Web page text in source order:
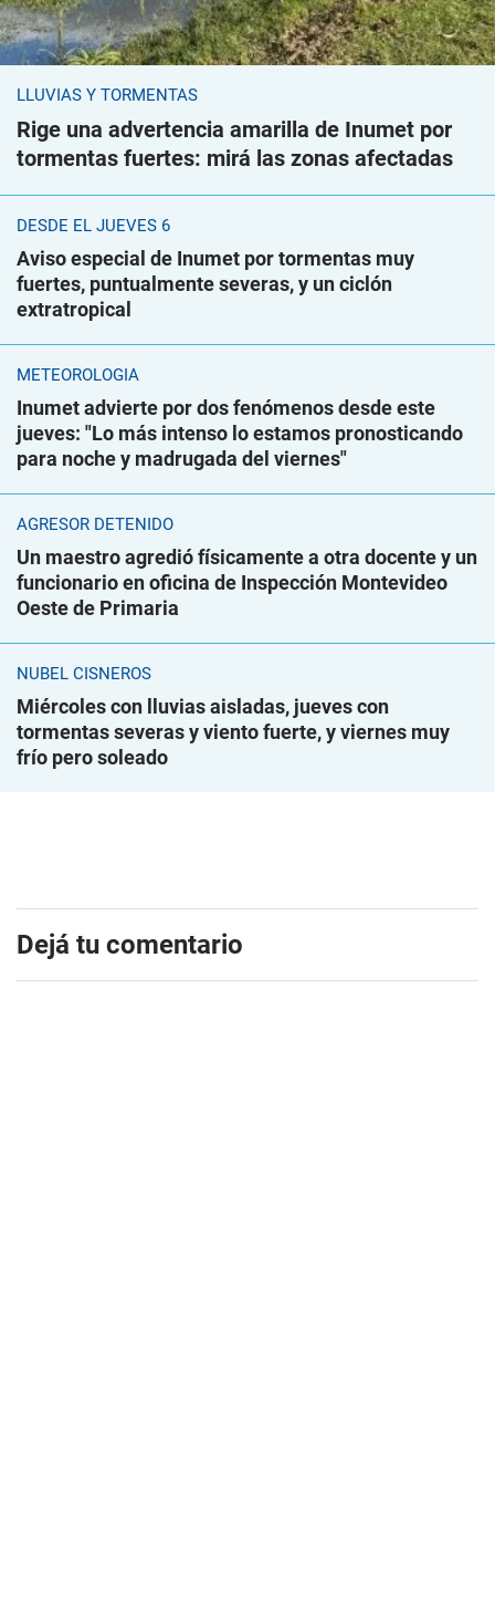
LLUVIAS Y TORMENTAS
Rige una advertencia amarilla de Inumet por
tormentas fuertes: mirá las zonas afectadas
DESDE EL JUEVES 6
Aviso especial de Inumet por tormentas muy
fuertes, puntualmente severas, y un ciclón
extratropical
METEOROLOGÍA
Inumet advierte por dos fenómenos desde este
jueves: "Lo más intenso lo estamos pronosticando
para noche y madrugada del viernes"
AGRESOR DETENIDO
Un maestro agredió físicamente a otra docente y un
funcionario en oficina de Inspección Montevideo
Oeste de Primaria
NUBEL CISNEROS
Miércoles con lluvias aisladas, jueves con
tormentas severas y viento fuerte, y viernes muy
frío pero soleado
Dejá tu comentario